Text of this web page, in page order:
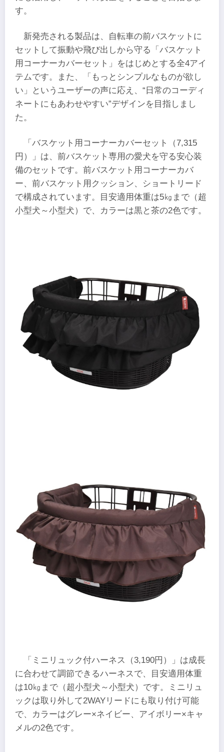
す。
新発売される製品は、自転車の前バスケットに
セットして振動や飛び出しから守る「バスケット
用コーナーカバーセット」をはじめとする全4アイ
テムです。また、「もっとシンプルなものが欲し
い」というユーザーの声に応え、“日常のコーディ
ネートにもあわせやすい”デザインを目指しまし
た。
「バスケット用コーナーカバーセット（7,315
円）」は、前バスケット専用の愛犬を守る安心装
備のセットです。前バスケット用コーナーカバ
ー、前バスケット用クッション、ショートリード
で構成されています。目安適用体重は5㎏まで（超
小型犬～小型犬）で、カラーは黒と茶の2色です。
「ミニリュック付ハーネス（3,190円）」は成長
に合わせて調節できるハーネスで、目安適用体重
は10㎏まで（超小型犬～小型犬）です。ミニリュ
ックは取り外して2WAYリードにも取り付け可能
で、カラーはグレー×ネイビー、アイボリー×キャ
メルの2色です。